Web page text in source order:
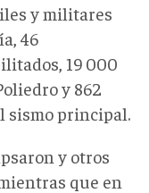
y militares
46
19 000
y 862
sismo principal.
y otros
que en